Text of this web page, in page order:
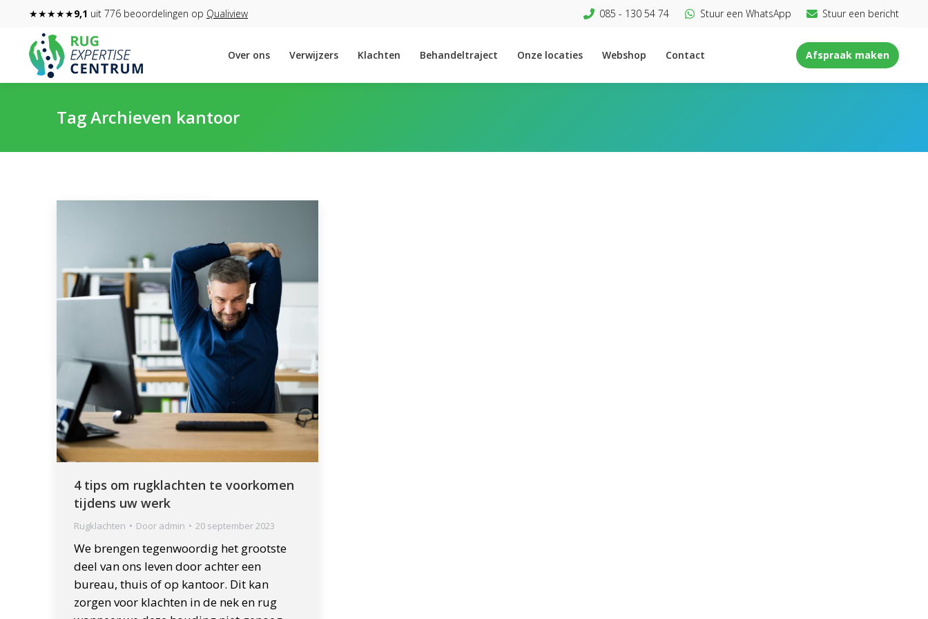
★★★★★9,1 uit 776 beoordelingen op Qualiview 085 - 130 54 74 Stuur een WhatsApp Stuur een bericht
Over ons Verwijzers Klachten Behandeltraject Onze locaties Webshop Contact Afspraak maken
Tag Archieven kantoor
4 tips om rugklachten te voorkomen
tijdens uw werk
Rugklachten Door admin 20 september 2023
We brengen tegenwoordig het grootste
deel van ons leven door achter een
bureau, thuis of op kantoor. Dit kan
zorgen voor klachten in de nek en rug